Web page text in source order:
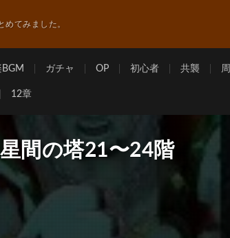
めてみました。
ガチャ OP 初心者 共襲
12章
間の塔21〜24階